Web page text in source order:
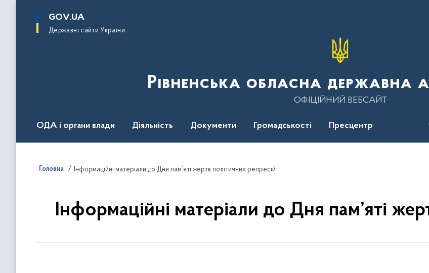
основного
GOV.UA
Державні сайти України
Рівненська обласна державна
ОФІЦІЙНИЙ ВЕБСАЙТ
ОДА і органи влади Діяльність Документи Громадськості Пресцентр
Головна Інформаційні матеріали до Дня пам’яті жертв політичних репресій
Інформаційні матеріали до Дня пам’яті